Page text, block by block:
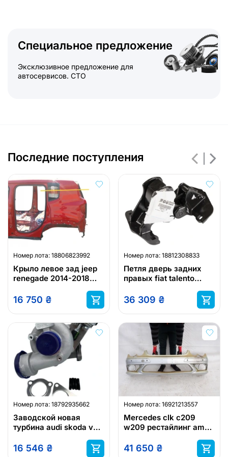
Специальное предложение
Эксклюзивное предложение для
автосервисов. СТО
Последние поступления
Номер лота: 18806823992
Крыло левое зад jeep
renegade 2014-2018
16 750 ₴
Номер лота: 18812308833
Петля дверь задних
правых fiat talento
36 309 ₴
Номер лота: 18792935662
Заводской новая
турбина audi skoda vw
blb 7178585001s
16 546 ₴
Номер лота: 16921213557
Mercedes clk c209
w209 рестайлинг amg
41 650 ₴